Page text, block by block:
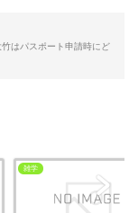
はパスポート申請時にど
雑学